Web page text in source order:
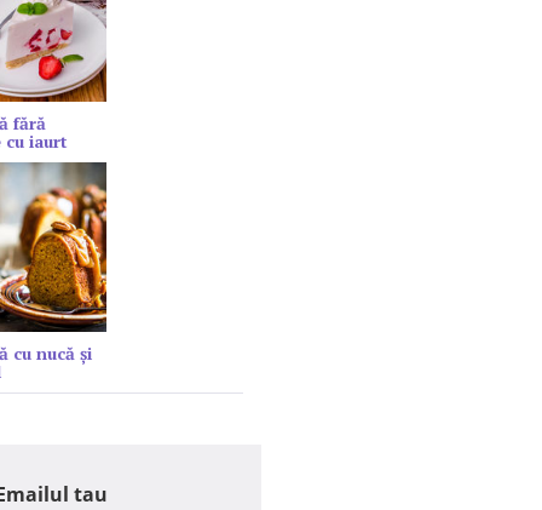
fără
cu iaurt
cu nucă și
tau